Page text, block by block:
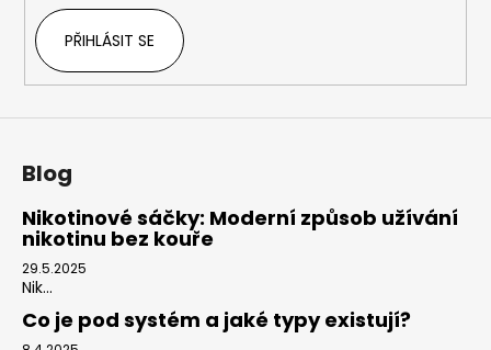
u
PŘIHLÁSIT SE
Blog
Nikotinové sáčky: Moderní způsob užívání
nikotinu bez kouře
29.5.2025
Nik...
Co je pod systém a jaké typy existují?